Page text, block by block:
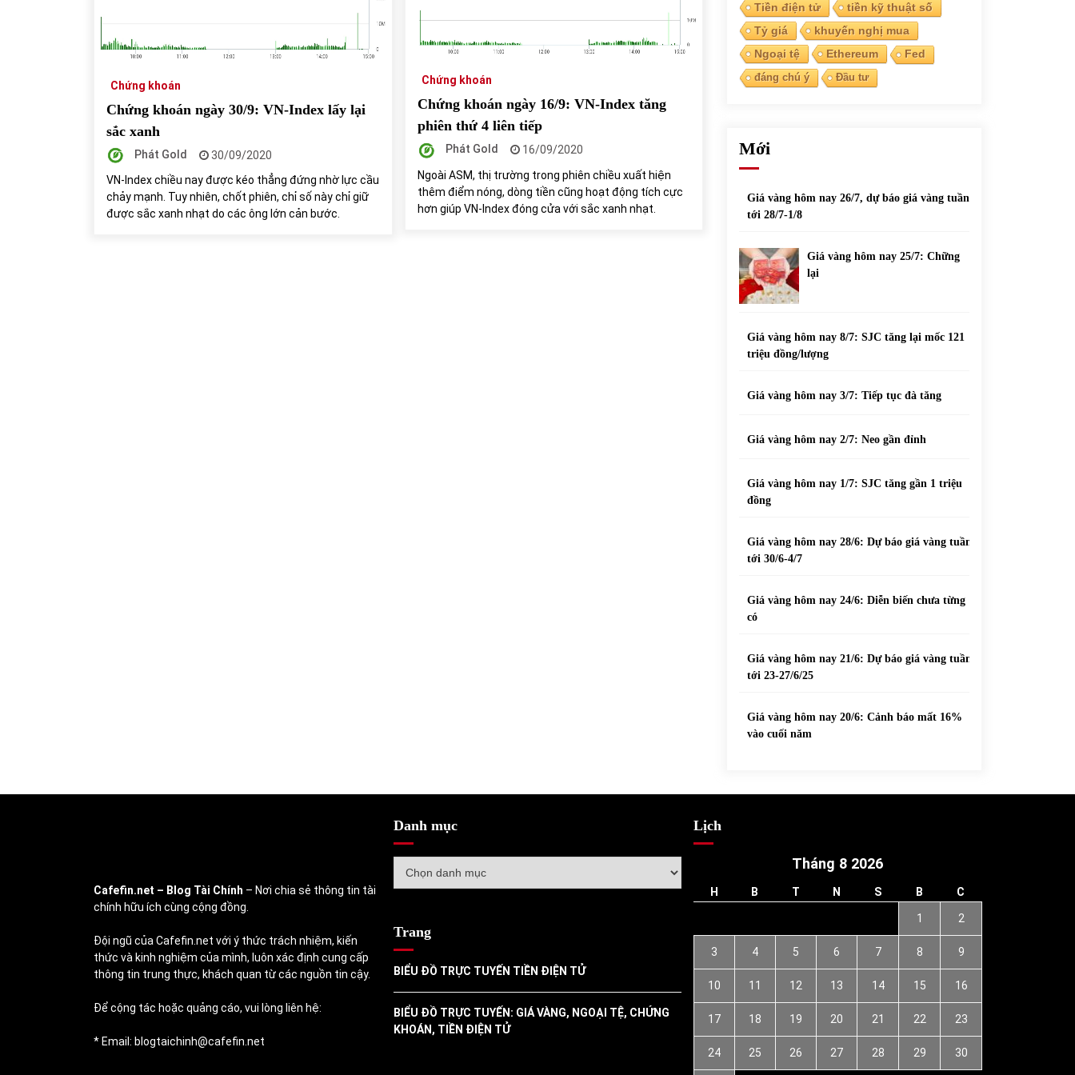
31/05/2022
phiếu nổi bật
31/05/2022
Top 10 xe bán chạy nhất tháng 9/2021
13/10/2021
Chứng khoán
Chứng khoán ngày 30/9: VN-Index lấy lại
sắc xanh
Phát Gold
30/09/2020
VN-Index chiều nay được kéo thẳng đứng nhờ lực cầu
chảy mạnh. Tuy nhiên, chốt phiên, chỉ số này chỉ giữ
được sắc xanh nhạt do các ông lớn cản bước.
Chứng khoán
Chứng khoán ngày 16/9: VN-Index tăng
phiên thứ 4 liên tiếp
Phát Gold
16/09/2020
Ngoài ASM, thị trường trong phiên chiều xuất hiện
thêm điểm nóng, dòng tiền cũng hoạt động tích cực
hơn giúp VN-Index đóng cửa với sắc xanh nhạt.
Tiền điện tử
tiền kỹ thuật số
Tỷ giá
khuyến nghị mua
Ngoại tệ
Ethereum
Fed
đáng chú ý
Đầu tư
Mới
Giá vàng hôm nay 26/7, dự báo giá vàng tuần
tới 28/7-1/8
Giá vàng hôm nay 25/7: Chững
lại
Giá vàng hôm nay 8/7: SJC tăng lại mốc 121
triệu đồng/lượng
Giá vàng hôm nay 3/7: Tiếp tục đà tăng
Giá vàng hôm nay 2/7: Neo gần đỉnh
Giá vàng hôm nay 1/7: SJC tăng gần 1 triệu
đồng
Giá vàng hôm nay 28/6: Dự báo giá vàng tuần
tới 30/6-4/7
Giá vàng hôm nay 24/6: Diễn biến chưa từng
có
Giá vàng hôm nay 21/6: Dự báo giá vàng tuần
tới 23-27/6/25
Giá vàng hôm nay 20/6: Cảnh báo mất 16%
vào cuối năm
Cafefin.net – Blog Tài Chính – Nơi chia sẻ thông tin tài
chính hữu ích cùng cộng đồng.
Đội ngũ của Cafefin.net với ý thức trách nhiệm, kiến
thức và kinh nghiệm của mình, luôn xác định cung cấp
thông tin trung thực, khách quan từ các nguồn tin cậy.
Để cộng tác hoặc quảng cáo, vui lòng liên hệ:
* Email: blogtaichinh@cafefin.net
Danh mục
mục
Trang
BIỂU ĐỒ TRỰC TUYẾN TIỀN ĐIỆN TỬ
BIỂU ĐỒ TRỰC TUYẾN: GIÁ VÀNG, NGOẠI TỆ, CHỨNG
KHOÁN, TIỀN ĐIỆN TỬ
Lịch
Tháng 8 2026
H B T N S B C
1 2
3 4 5 6 7 8 9
10 11 12 13 14 15 16
17 18 19 20 21 22 23
24 25 26 27 28 29 30